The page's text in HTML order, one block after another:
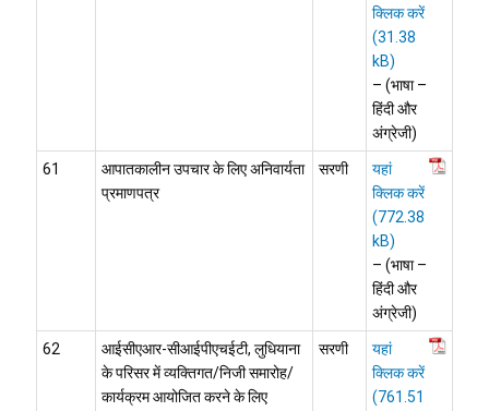
क्लिक करें
– (भाषा –
हिंदी और
अंग्रेजी)
61
आपातकालीन उपचार के लिए अनिवार्यता
प्रमाणपत्र
सरणी
यहां
क्लिक करें
– (भाषा –
हिंदी और
अंग्रेजी)
62
आईसीएआर-सीआईपीएचईटी, लुधियाना
के परिसर में व्यक्तिगत/निजी समारोह/
कार्यक्रम आयोजित करने के लिए
सरणी
यहां
क्लिक करें